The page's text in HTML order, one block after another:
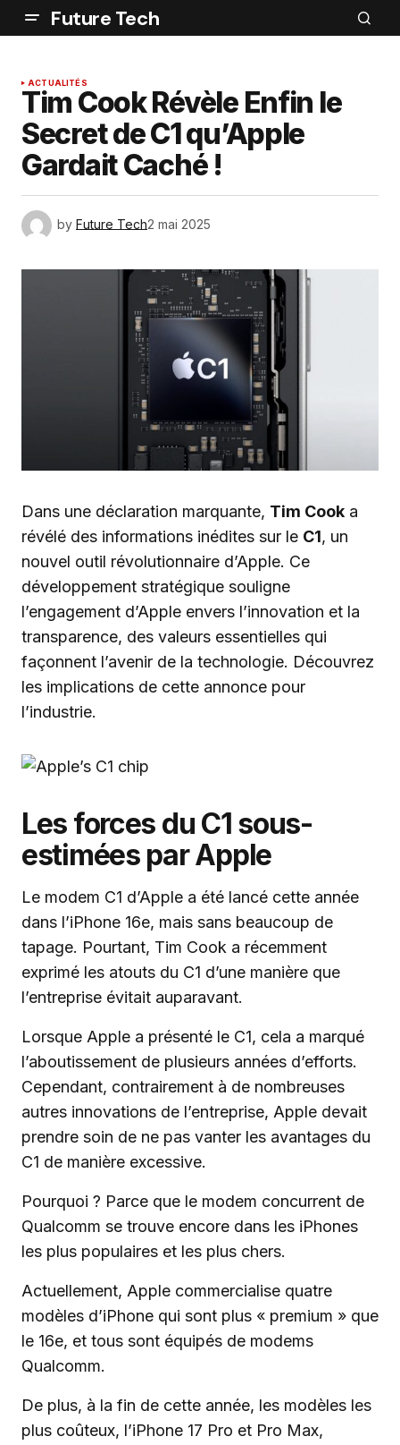
Future Tech
ACTUALITÉS
Tim Cook Révèle Enfin le
Secret de C1 qu’Apple
Gardait Caché !
by Future Tech2 mai 2025
Dans une déclaration marquante, Tim Cook a
révélé des informations inédites sur le C1, un
nouvel outil révolutionnaire d’Apple. Ce
développement stratégique souligne
l’engagement d’Apple envers l’innovation et la
transparence, des valeurs essentielles qui
façonnent l’avenir de la technologie. Découvrez
les implications de cette annonce pour
l’industrie.
Les forces du C1 sous-
estimées par Apple
Le modem C1 d’Apple a été lancé cette année
dans l’iPhone 16e, mais sans beaucoup de
tapage. Pourtant, Tim Cook a récemment
exprimé les atouts du C1 d’une manière que
l’entreprise évitait auparavant.
Lorsque Apple a présenté le C1, cela a marqué
l’aboutissement de plusieurs années d’efforts.
Cependant, contrairement à de nombreuses
autres innovations de l’entreprise, Apple devait
prendre soin de ne pas vanter les avantages du
C1 de manière excessive.
Pourquoi ? Parce que le modem concurrent de
Qualcomm se trouve encore dans les iPhones
les plus populaires et les plus chers.
Actuellement, Apple commercialise quatre
modèles d’iPhone qui sont plus « premium » que
le 16e, et tous sont équipés de modems
Qualcomm.
De plus, à la fin de cette année, les modèles les
plus coûteux, l’iPhone 17 Pro et Pro Max,